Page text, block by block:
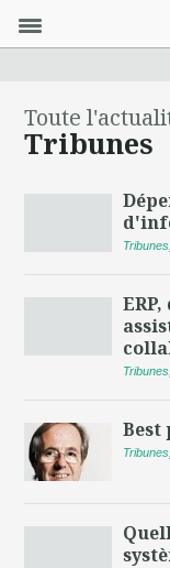
Toute
Tribunes
Tribunes
Tribunes
Best
Tribunes